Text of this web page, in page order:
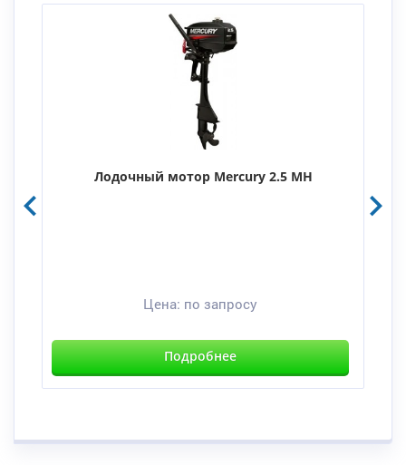
Лодочный мотор Mercury 2.5 MH
Цена: по запросу
Подробнее